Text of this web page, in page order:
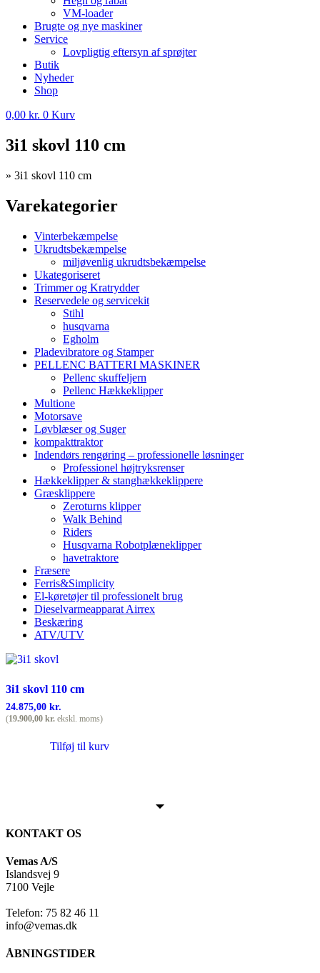
VM-loader
Brugte og nye maskiner
Service
Lovpligtig eftersyn af sprøjter
Butik
Nyheder
Shop
0,00 kr. 0 Kurv
3i1 skovl 110 cm
» 3i1 skovl 110 cm
Varekategorier
Vinterbekæmpelse
Ukrudtsbekæmpelse
miljøvenlig ukrudtsbekæmpelse
Ukategoriseret
Trimmer og Kratrydder
Reservedele og servicekit
Stihl
husqvarna
Egholm
Pladevibratore og Stamper
PELLENC BATTERI MASKINER
Pellenc skuffeljern
Pellenc Hækkeklipper
Multione
Motorsave
Løvblæser og Suger
kompakttraktor
Indendørs rengøring – professionelle løsninger
Professionel højtryksrenser
Hækkeklipper & stanghækkeklippere
Græsklippere
Zeroturns klipper
Walk Behind
Riders
Husqvarna Robotplæneklipper
havetraktore
Fræsere
Ferris&Simplicity
El-køretøjer til professionelt brug
Dieselvarmeapparat Airrex
Beskæring
ATV/UTV
3i1 skovl 110 cm
24.875,00 kr.
(19.900,00 kr. ekskl. moms)
Tilføj til kurv
KONTAKT OS
Vemas A/S
Islandsvej 9
7100 Vejle
Telefon: 75 82 46 11
info@vemas.dk
ÅBNINGSTIDER